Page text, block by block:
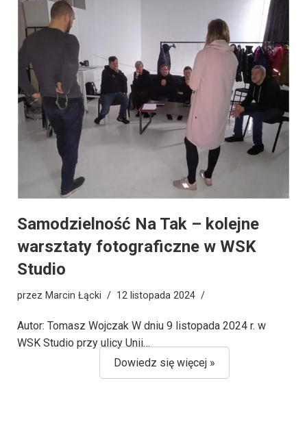
Samodzielność Na Tak – kolejne
warsztaty fotograficzne w WSK
Studio
przez Marcin Łącki 12 listopada 2024
Autor: Tomasz Wojczak W dniu 9 listopada 2024 r. w
WSK Studio przy ulicy Unii…
Dowiedz się więcej »